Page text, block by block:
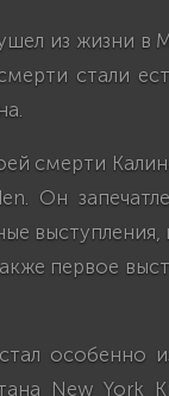
из жизни в
стали
смерти
Он
первое
особенно
New York